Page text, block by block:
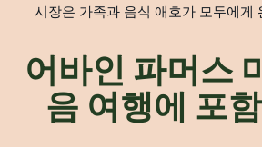
시장은 가족과 음식 애호가 모두에게
어바인 파머스
음 여행에 포